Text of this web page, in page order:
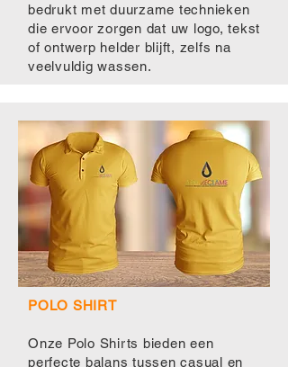
bedrukt met duurzame technieken
die ervoor zorgen dat uw logo, tekst
of ontwerp helder blijft, zelfs na
veelvuldig wassen.
POLO SHIRT
Onze Polo Shirts bieden een
perfecte balans tussen casual en